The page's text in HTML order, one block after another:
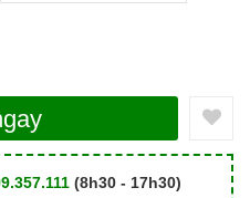
(8h30 - 17h30)